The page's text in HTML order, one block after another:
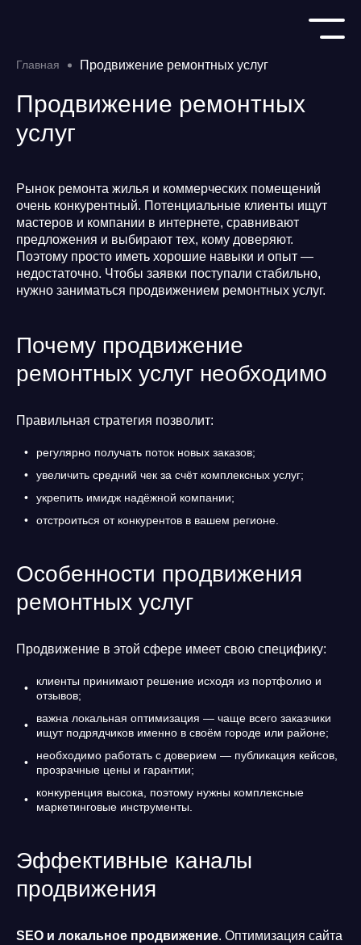
Главная Продвижение ремонтных услуг
Продвижение ремонтных
услуг
Рынок ремонта жилья и коммерческих помещений
очень конкурентный. Потенциальные клиенты ищут
мастеров и компании в интернете, сравнивают
предложения и выбирают тех, кому доверяют.
Поэтому просто иметь хорошие навыки и опыт —
недостаточно. Чтобы заявки поступали стабильно,
нужно заниматься продвижением ремонтных услуг.
Почему продвижение
ремонтных услуг необходимо
Правильная стратегия позволит:
регулярно получать поток новых заказов;
увеличить средний чек за счёт комплексных услуг;
укрепить имидж надёжной компании;
отстроиться от конкурентов в вашем регионе.
Особенности продвижения
ремонтных услуг
Продвижение в этой сфере имеет свою специфику:
клиенты принимают решение исходя из портфолио и
отзывов;
важна локальная оптимизация — чаще всего заказчики
ищут подрядчиков именно в своём городе или районе;
необходимо работать с доверием — публикация кейсов,
прозрачные цены и гарантии;
конкуренция высока, поэтому нужны комплексные
маркетинговые инструменты.
Эффективные каналы
продвижения
SEO и локальное продвижение. Оптимизация сайта